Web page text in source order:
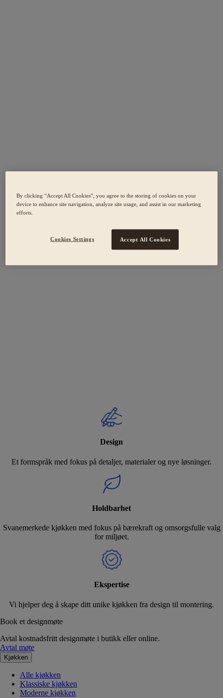
Design
Et formspråk med fokus på detaljer, materialer og nye løsninger.
Holdbarhet
Svanemerkede kjøkken med fokus på bærekraft og omsorgsfulle valg
for miljøet.
Ekspertise
Vi hjelper deg å skape ditt unike kjøkken fra design til montering.
Book et designmøte
Avtal kostnadsfritt designmøte i butikk eller online.
Avtal møte
Kjøkken
Alle kjøkken
Klassiske kjøkken
Moderne kjøkken
By clicking “Accept All Cookies”, you agree to the storing of cookies on your
device to enhance site navigation, analyze site usage, and assist in our marketing
efforts.
Cookies Settings Accept All Cookies